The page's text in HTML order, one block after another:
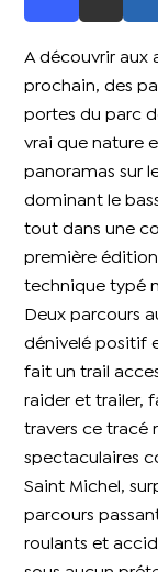
A découvrir aux
prochain, des
portes du parc
vrai que nature
panoramas sur
dominant le
tout dans une
première
technique typé
Deux parcours
dénivelé positif
fait un trail
raider et trailer,
travers ce tracé
spectaculaires
Saint Michel,
parcours
roulants et